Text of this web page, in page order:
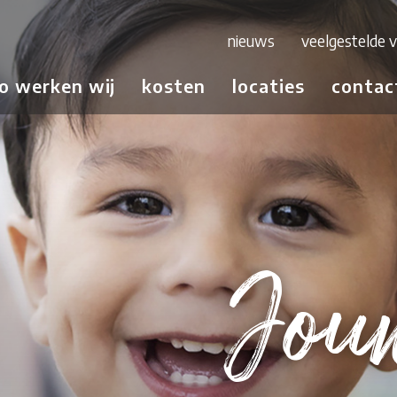
nieuws veelgestelde
werken wij kosten locaties